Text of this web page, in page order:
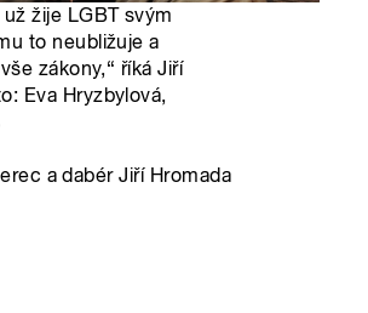
žije LGBT svým
to neubližuje a
zákony,“ říká Jiří
Eva Hryzbylová,
a dabér Jiří Hromada